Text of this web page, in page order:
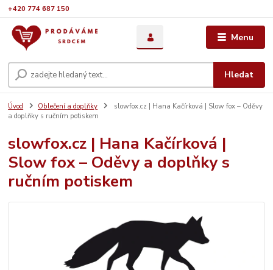
Menu
Hledat
+420 774 687 150
Úvod Oblečení a doplňky
slowfox.cz | Hana Kačírková | Slow fox – Oděvy
a doplňky s ručním potiskem
slowfox.cz | Hana Kačírková |
Slow fox – Oděvy a doplňky s
ručním potiskem